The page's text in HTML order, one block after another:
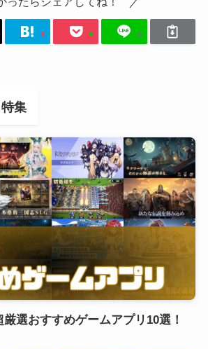
集
厳選おすすめゲームアプリ10選！